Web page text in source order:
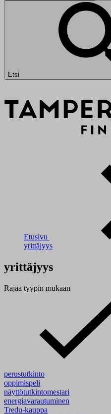
Etsi
Etusivu
yrittäjyys
yrittäjyys
Rajaa tyypin mukaan
perustutkinto
oppimispeli
näyttötutkintomestari
energiavarautuminen
Tredu-kauppa